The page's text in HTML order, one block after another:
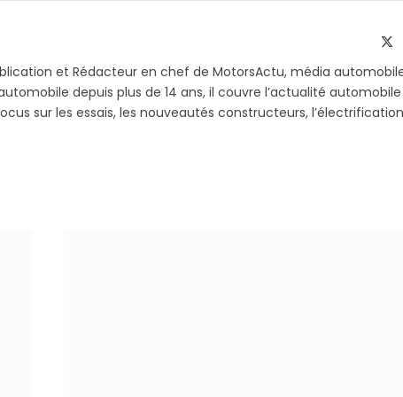
et Rédacteur en chef de MotorsActu, média
depuis plus de 14 ans, il couvre l’actualité automobile
sur les essais, les nouveautés constructeurs,